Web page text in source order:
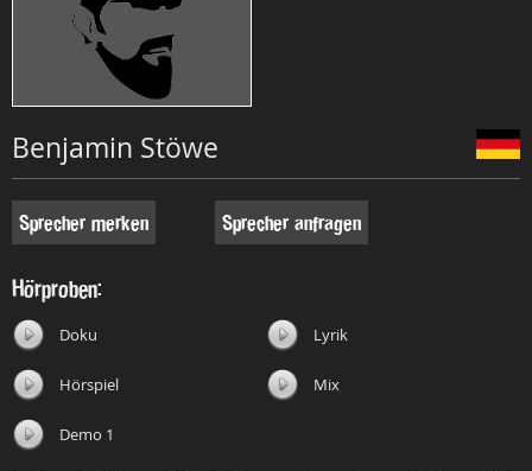
Benjamin Stöwe
Sprecher merken Sprecher anfragen
Hörproben:
Doku Lyrik
Hörspiel Mix
Demo 1